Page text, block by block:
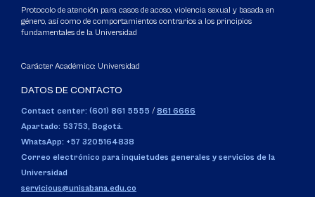
Protocolo de atención para casos de acoso, violencia sexual y basada en
género, así como de comportamientos contrarios a los principios
fundamentales de la Universidad
Carácter Académico: Universidad
DATOS DE CONTACTO
Contact center: (601) 861 5555 / 861 6666
Apartado: 53753, Bogotá.
WhatsApp: +57 3205164838
Correo electrónico para inquietudes generales y servicios de la
Universidad
servicious@unisabana.edu.co